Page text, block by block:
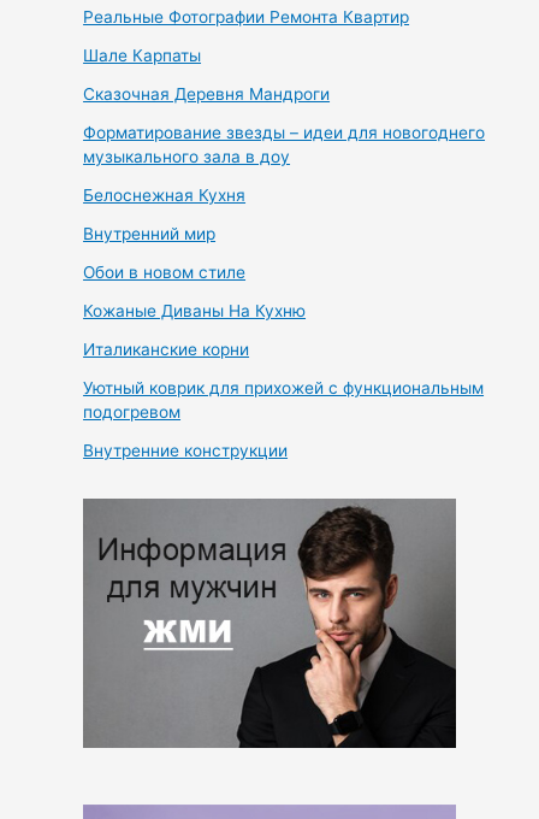
Реальные Фотографии Ремонта Квартир
Шале Карпаты
Сказочная Деревня Мандроги
Форматирование звезды – идеи для новогоднего
музыкального зала в доу
Белоснежная Кухня
Внутренний мир
Обои в новом стиле
Кожаные Диваны На Кухню
Италиканские корни
Уютный коврик для прихожей с функциональным
подогревом
Внутренние конструкции